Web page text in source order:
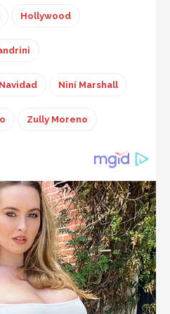
Hollywood
Navidad Niní Marshall
Zully Moreno